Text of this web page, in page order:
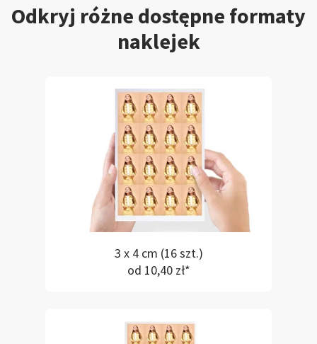
Odkryj różne dostępne formaty
naklejek
3 x 4 cm (16 szt.)
od 10,40 zł*